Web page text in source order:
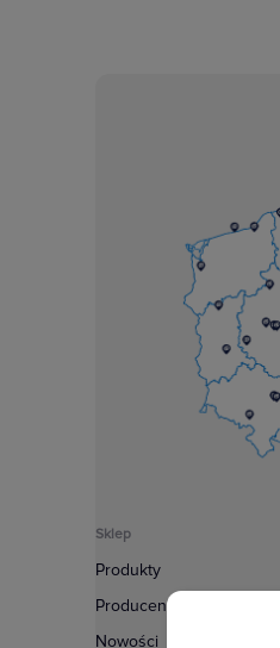
Sklep
Produkty
Producenci
Nowości